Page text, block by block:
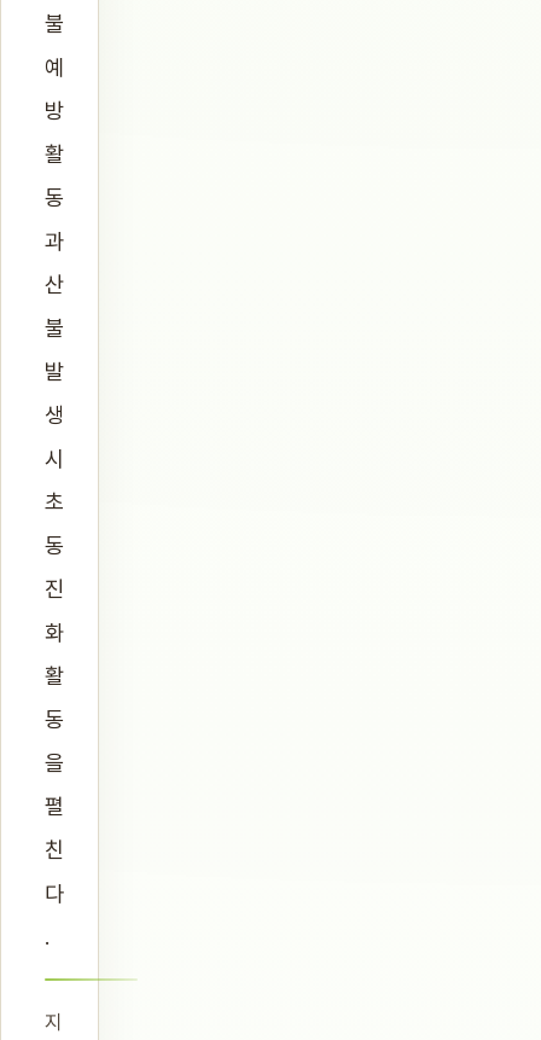
불
예
방
활
동
과
산
불
발
생
시
초
동
진
화
활
동
을
펼
친
다
.
지